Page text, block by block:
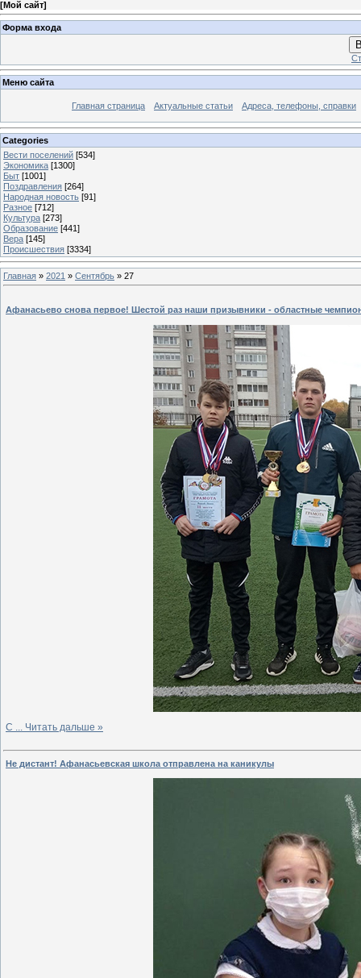
[Мой сайт]
Форма входа
Меню сайта
Главная страница Актуальные статьи Адреса, телефоны, справки
Categories
Вести поселений [534]
Экономика [1300]
Быт [1001]
Поздравления [264]
Народная новость [91]
Разное [712]
Культура [273]
Образование [441]
Вера [145]
Происшествия [3334]
Главная » 2021 » Сентябрь » 27
Афанасьево снова первое! Шестой раз наши призывники - областные
С ... Читать дальше »
Не дистант! Афанасьевская школа отправлена на каникулы